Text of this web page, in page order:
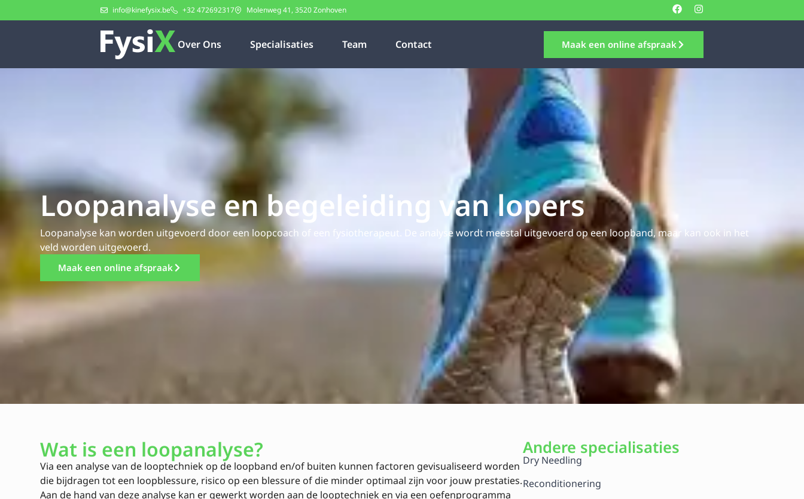
info@kinefysix.be +32 472692317 Molenweg 41, 3520 Zonhoven
Over Ons Specialisaties Team Contact Maak een online afspraak
Loopanalyse en begeleiding van lopers
Loopanalyse kan worden uitgevoerd door een loopcoach of een fysiotherapeut. De analyse wordt meestal uitgevoerd op een loopband, maar kan ook in het
veld worden uitgevoerd.
Maak een online afspraak
Wat is een loopanalyse?
Via een analyse van de looptechniek op de loopband en/of buiten kunnen factoren gevisualiseerd worden
die bijdragen tot een loopblessure, risico op een blessure of die minder optimaal zijn voor jouw prestaties.
Aan de hand van deze analyse kan er gewerkt worden aan de looptechniek en via een oefenprogramma
Andere specialisaties
Dry Needling
Reconditionering